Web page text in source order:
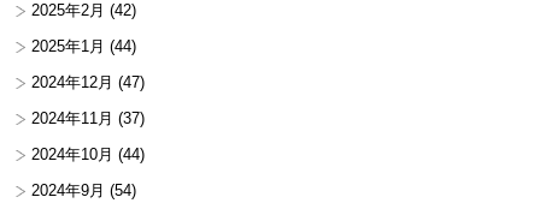
2025年2月 (42)
2025年1月 (44)
2024年12月 (47)
2024年11月 (37)
2024年10月 (44)
2024年9月 (54)